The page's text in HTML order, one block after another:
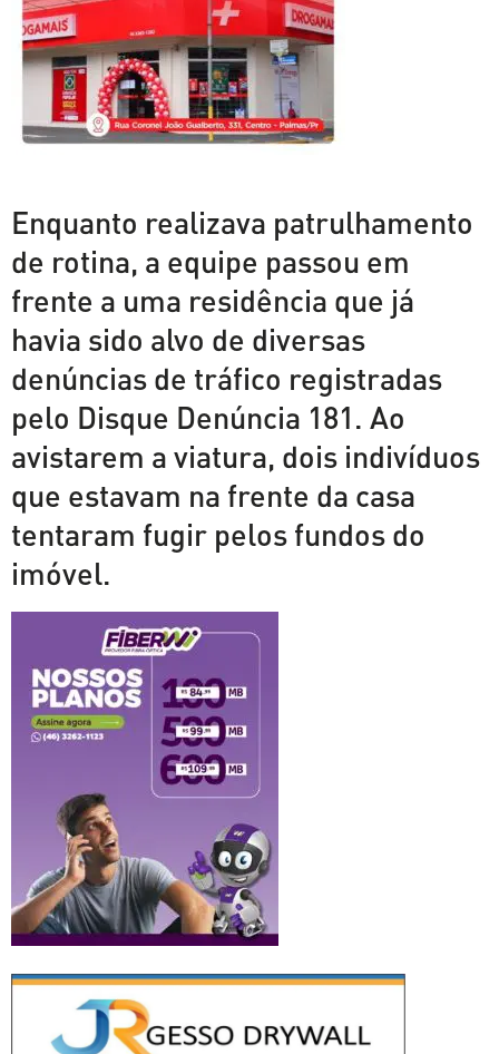
Enquanto realizava patrulhamento
de rotina, a equipe passou em
frente a uma residência que já
havia sido alvo de diversas
denúncias de tráfico registradas
pelo Disque Denúncia 181. Ao
avistarem a viatura, dois indivíduos
que estavam na frente da casa
tentaram fugir pelos fundos do
imóvel.